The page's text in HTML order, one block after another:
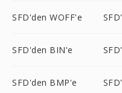
SFD'den WOFF'e
SFD'den BIN'e
SFD'den BMP'e